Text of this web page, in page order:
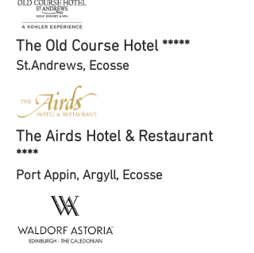
The Old Course Hotel *****
St.Andrews, Ecosse
The Airds Hotel & Restaurant
****
Port Appin, Argyll, Ecosse